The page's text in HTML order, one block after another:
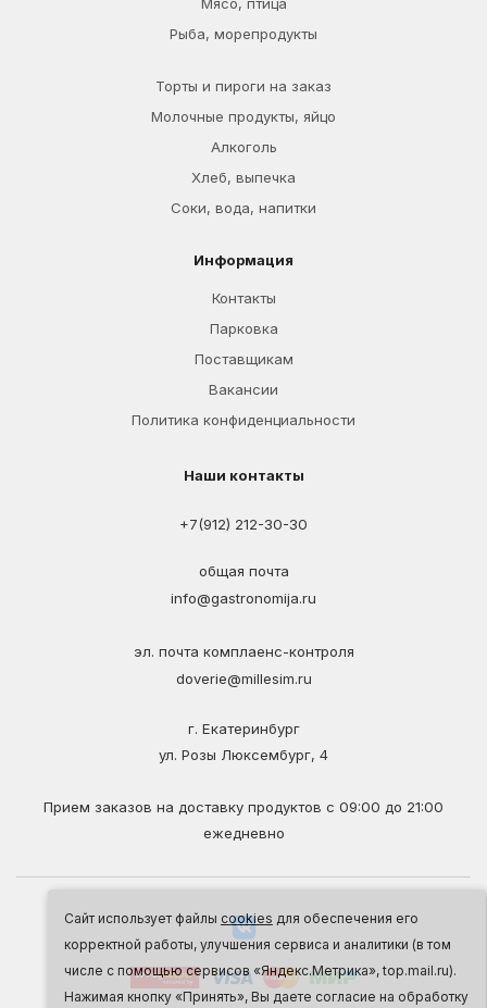
Сайт использует файлы cookies для обеспечения его
корректной работы, улучшения сервиса и аналитики (в том
числе с помощью сервисов «Яндекс.Метрика», top.mail.ru).
Нажимая кнопку «Принять», Вы даете согласие на обработку
Рыба, морепродукты
Торты и пироги на заказ
Молочные продукты, яйцо
Алкоголь
Хлеб, выпечка
Соки, вода, напитки
Информация
Контакты
Парковка
Поставщикам
Вакансии
Политика конфиденциальности
Наши контакты
+7(912) 212-30-30
общая почта
info@gastronomija.ru
эл. почта комплаенс-контроля
doverie@millesim.ru
г. Екатеринбург
ул. Розы Люксембург, 4
Прием заказов на доставку продуктов с 09:00 до 21:00
ежедневно